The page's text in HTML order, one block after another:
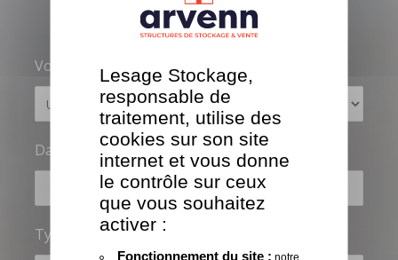
Votre projet concerne
Date et lieu de montage *:
Type de structure *
Lesage Stockage,
responsable de
traitement, utilise des
cookies sur son site
internet et vous donne
le contrôle sur ceux
que vous souhaitez
activer :
Fonctionnement du site : notre